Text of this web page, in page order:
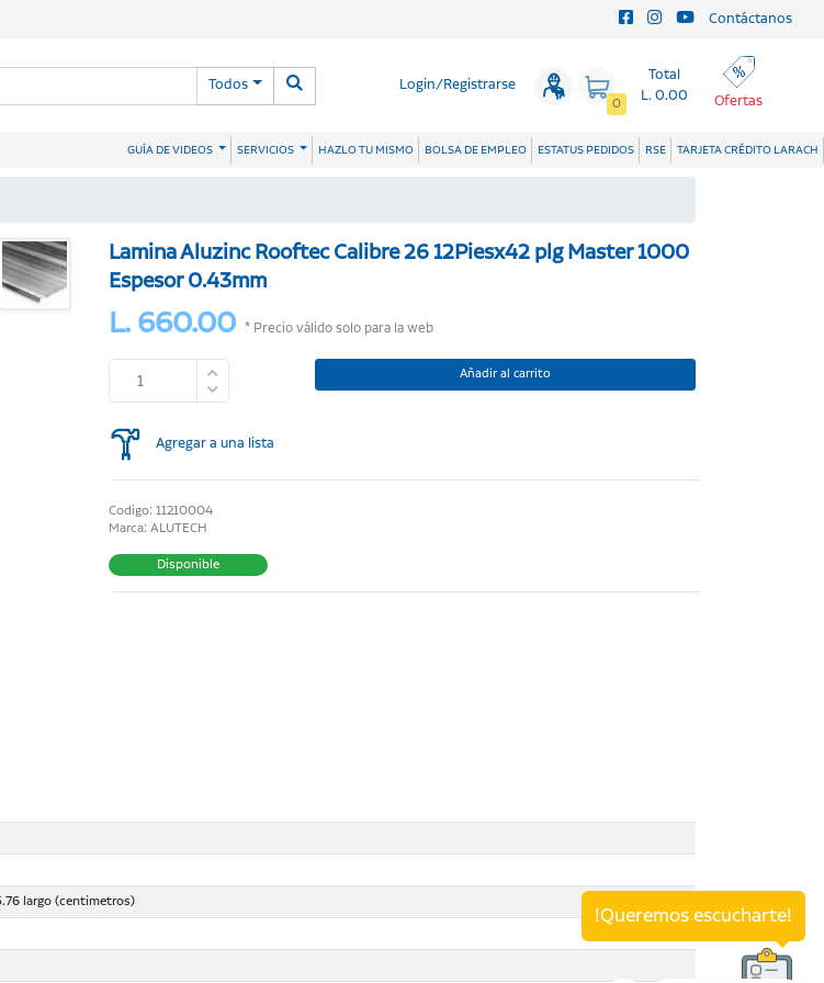
Contáctanos
Todos Login/Registrarse
0
Total
L. 0.00
Ofertas
GUÍA DE VIDEOS SERVICIOS HAZLO TU MISMO BOLSA DE EMPLEO ESTATUS PEDIDOS RSE TARJETA CRÉDITO LARACH
Lamina Aluzinc Rooftec Calibre 26 12Piesx42 plg Master 1000
Espesor 0.43mm
L. 660.00 * Precio válido solo para la web
Añadir al carrito
Agregar a una lista
Codigo: 11210004
Marca: ALUTECH
Disponible
largo (centimetros)
!Queremos escucharte!